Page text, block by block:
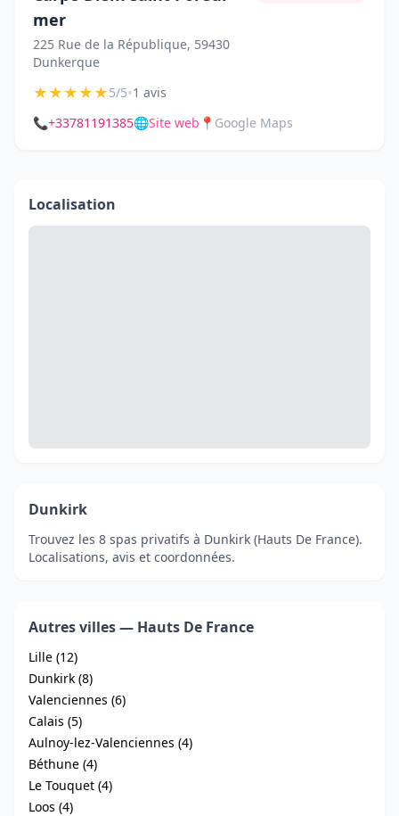
mer
225 Rue de la République, 59430
Dunkerque
★★★★★5/5•1 avis
📞+33781191385🌐Site web 📍 Google Maps
Localisation
Dunkirk
Trouvez les 8 spas privatifs à Dunkirk (Hauts De France).
Localisations, avis et coordonnées.
Autres villes — Hauts De France
Lille (12)
Dunkirk (8)
Valenciennes (6)
Calais (5)
Aulnoy-lez-Valenciennes (4)
Béthune (4)
Le Touquet (4)
Loos (4)